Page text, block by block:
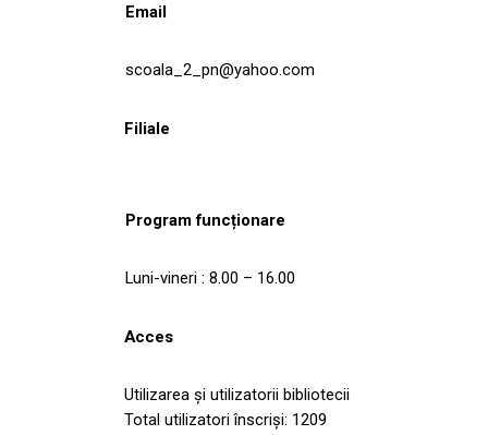
Email
scoala_2_pn@yahoo.com
Filiale
Program funcționare
Luni-vineri : 8.00 – 16.00
Acces
Utilizarea și utilizatorii bibliotecii
Total utilizatori înscriși: 1209